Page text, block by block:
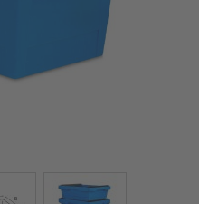
View larger imageView larger image